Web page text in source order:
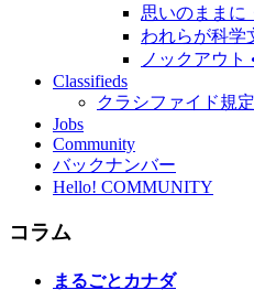
思いのまま
われらが科学
ノックアウト
Classifieds
クラシファイド規定
Jobs
Community
バックナンバー
Hello! COMMUNITY
コラム
まるごとカナダ